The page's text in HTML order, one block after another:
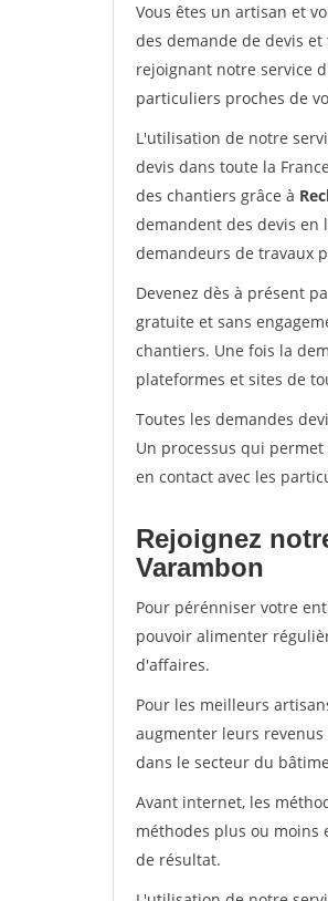
Vous êtes un artisan et
des demande de devis
rejoignant notre service
particuliers proches de
L'utilisation de notre
devis dans toute la
des chantiers grâce à
demandent des devis en
demandeurs de travaux
Devenez dès à présent
gratuite et sans
chantiers. Une fois la
plateformes et sites de
Toutes les demandes
Un processus qui
en contact avec les
Rejoignez
Varambon
Pour pérénniser votre
pouvoir alimenter
d'affaires.
Pour les meilleurs
augmenter leurs
dans le secteur du
Avant internet, les
méthodes plus ou moins
de résultat.